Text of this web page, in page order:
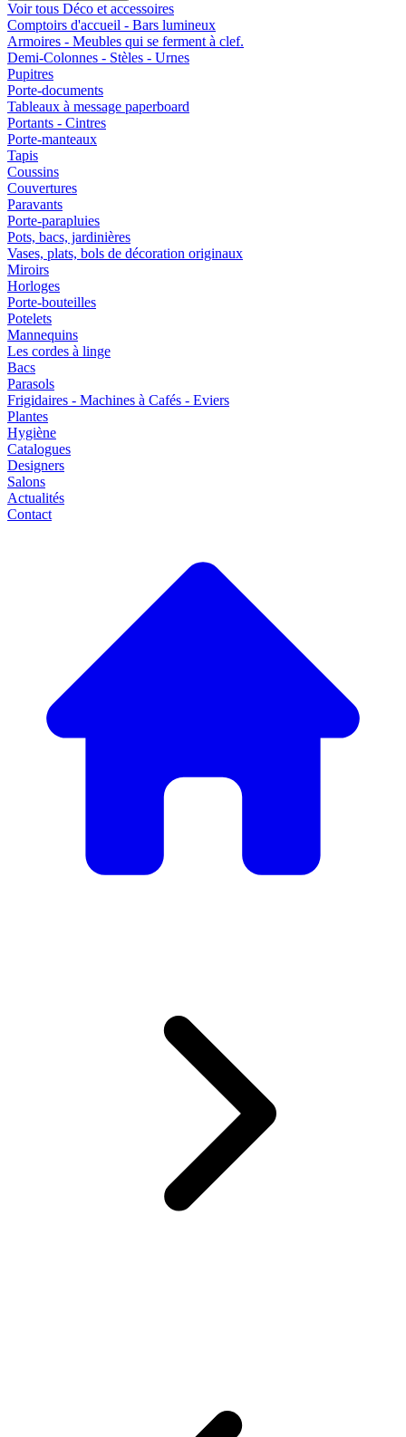
Voir tous Déco et accessoires
Comptoirs d'accueil - Bars lumineux
Armoires - Meubles qui se ferment à clef.
Demi-Colonnes - Stèles - Urnes
Pupitres
Porte-documents
Tableaux à message paperboard
Portants - Cintres
Porte-manteaux
Tapis
Coussins
Couvertures
Paravants
Porte-parapluies
Pots, bacs, jardinières
Vases, plats, bols de décoration originaux
Miroirs
Horloges
Porte-bouteilles
Potelets
Mannequins
Les cordes à linge
Bacs
Parasols
Frigidaires - Machines à Cafés - Eviers
Plantes
Hygiène
Catalogues
Designers
Salons
Actualités
Contact